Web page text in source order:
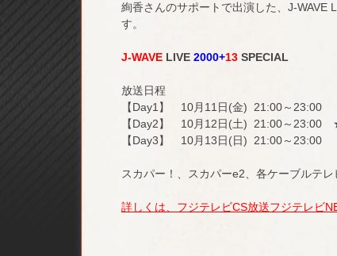
絢香さんのサポートで出演した、J-WAVE
す。
J-WAVE LIVE 2000+13 SPECIAL
放送日程
【Day1】 10月11日(金) 21:00～23:00
【Day2】 10月12日(土) 21:00～23:00
【Day3】 10月13日(日) 21:00～23:00
スカパー！、スカパーe2、各ケーブルテレ
詳しくは、フジテレビCS放送フジテレビ